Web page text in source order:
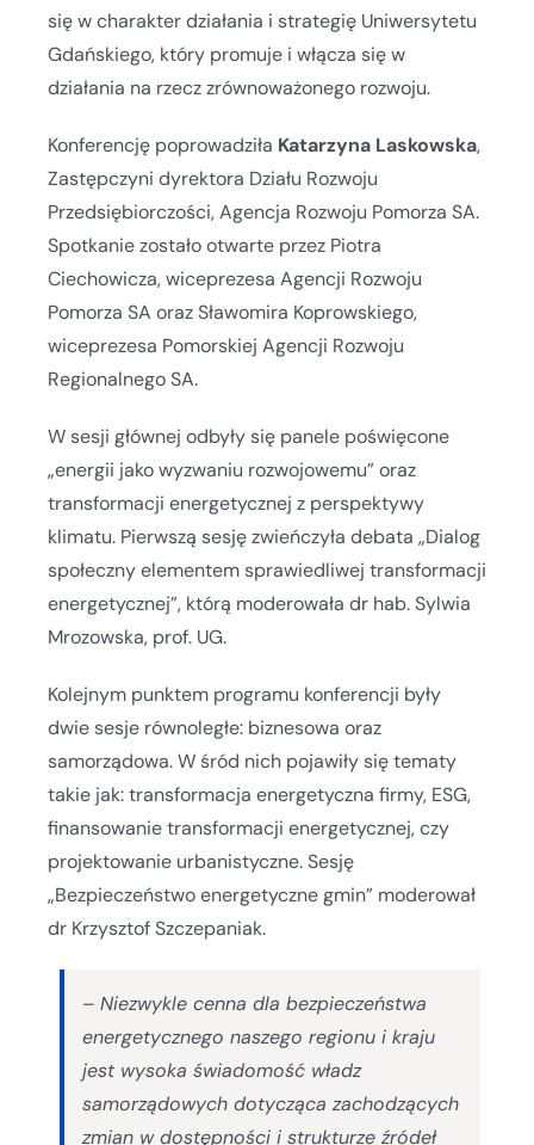
się w charakter działania i strategię Uniwersytetu
Gdańskiego, który promuje i włącza się w
działania na rzecz zrównoważonego rozwoju.
Konferencję poprowadziła Katarzyna Laskowska,
Zastępczyni dyrektora Działu Rozwoju
Przedsiębiorczości, Agencja Rozwoju Pomorza SA.
Spotkanie zostało otwarte przez Piotra
Ciechowicza, wiceprezesa Agencji Rozwoju
Pomorza SA oraz Sławomira Koprowskiego,
wiceprezesa Pomorskiej Agencji Rozwoju
Regionalnego SA.
W sesji głównej odbyły się panele poświęcone
„energii jako wyzwaniu rozwojowemu” oraz
transformacji energetycznej z perspektywy
klimatu. Pierwszą sesję zwieńczyła debata „Dialog
społeczny elementem sprawiedliwej transformacji
energetycznej”, którą moderowała dr hab. Sylwia
Mrozowska, prof. UG.
Kolejnym punktem programu konferencji były
dwie sesje równoległe: biznesowa oraz
samorządowa. W śród nich pojawiły się tematy
takie jak: transformacja energetyczna firmy, ESG,
finansowanie transformacji energetycznej, czy
projektowanie urbanistyczne. Sesję
„Bezpieczeństwo energetyczne gmin” moderował
dr Krzysztof Szczepaniak.
– Niezwykle cenna dla bezpieczeństwa
energetycznego naszego regionu i kraju
jest wysoka świadomość władz
samorządowych dotycząca zachodzących
zmian w dostępności i strukturze źródeł